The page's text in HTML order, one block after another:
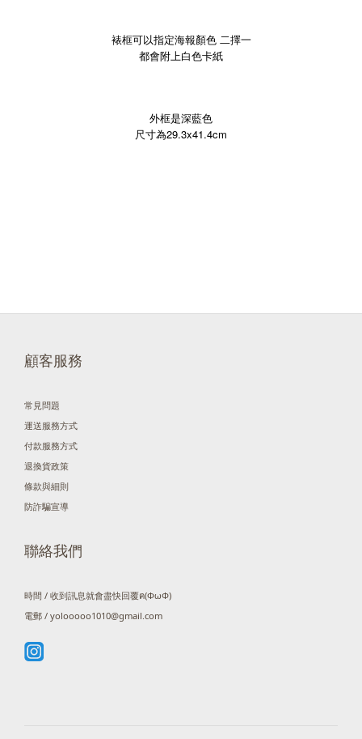
裱框可以指定海報顏色 二擇一
都會附上白色卡紙
外框是深藍色
尺寸為29.3x41.4cm
顧客服務
常見問題
運送服務方式
付款服務方式
退換貨政策
條款與細則
防詐騙宣導
聯絡我們
時間 / 收到訊息就會盡快回覆ฅ(ΦωΦ)
電郵 / yolooooo1010@gmail.com